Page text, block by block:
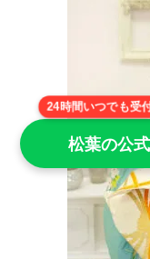
24時間いつでも受
松葉の公